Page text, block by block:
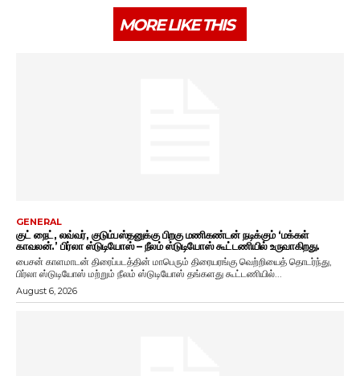
MORE LIKE THIS
GENERAL
குட் நைட், லவ்வர், குடும்பஸ்தனுக்கு பிறகு மணிகண்டன் நடிக்கும் ‘மக்கள்
காவலன்.’ பிர்லா ஸ்டுடியோஸ் – நீலம் ஸ்டுடியோஸ் கூட்டணியில் உருவாகிறது.
பைசன் காளமாடன் திரைப்படத்தின் மாபெரும் திரையரங்கு வெற்றியைத் தொடர்ந்து,
பிர்லா ஸ்டுடியோஸ் மற்றும் நீலம் ஸ்டுடியோஸ் தங்களது கூட்டணியில்...
August 6, 2026